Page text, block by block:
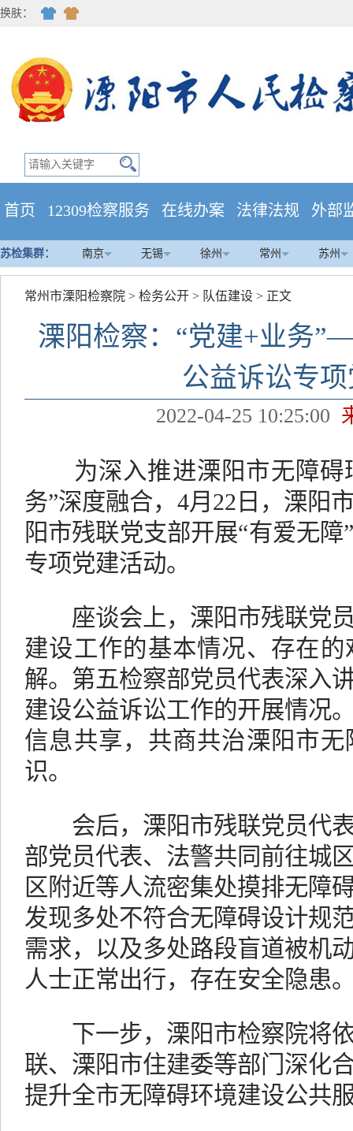
换肤：
首页 12309检察服务 在线办案 法律法规 外部
苏检集群： 南京 无锡 徐州 常州 苏州
常州市溧阳检察院 > 检务公开 > 队伍建设 > 正文
溧阳检察：“党建+业务
公益诉讼专
2022-04-25 10:25:00
为深入推进溧阳市无障碍
务”深度融合，4月22日，溧阳
阳市残联党支部开展“有爱无
专项党建活动。
座谈会上，溧阳市残联党员
建设工作的基本情况、存在
解。第五检察部党员代表深入
建设公益诉讼工作的开展情况
信息共享，共商共治溧阳市
识。
会后，溧阳市残联党员代表
部党员代表、法警共同前往城
区附近等人流密集处摸排无障
发现多处不符合无障碍设计规
需求，以及多处路段盲道被机
人士正常出行，存在安全隐患
下一步，溧阳市检察院将依
联、溧阳市住建委等部门深化
提升全市无障碍环境建设公共